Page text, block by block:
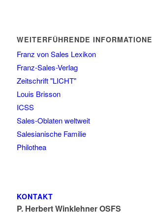
WEITERFÜHRENDE
Franz von Sales Lexikon
Franz-Sales-Verlag
Zeitschrift "LICHT"
Louis Brisson
ICSS
Sales-Oblaten weltweit
Salesianische Familie
Philothea
KONTAKT
P. Herbert Winklehner OSFS